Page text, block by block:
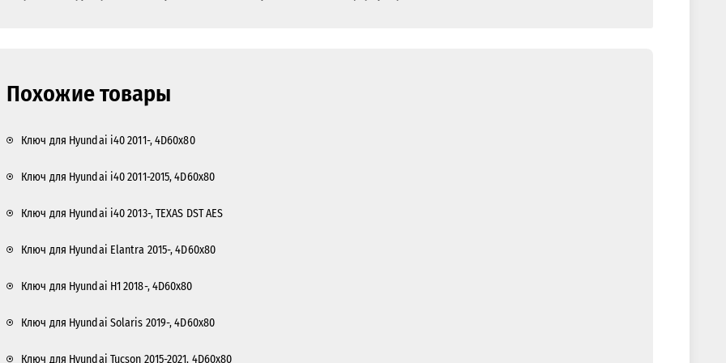
Похожие товары
Ключ для Hyundai i40 2011-, 4D60x80
Ключ для Hyundai i40 2011-2015, 4D60x80
Ключ для Hyundai i40 2013-, TEXAS DST AES
Ключ для Hyundai Elantra 2015-, 4D60x80
Ключ для Hyundai H1 2018-, 4D60x80
Ключ для Hyundai Solaris 2019-, 4D60x80
Ключ для Hyundai Tucson 2015-2021, 4D60x80